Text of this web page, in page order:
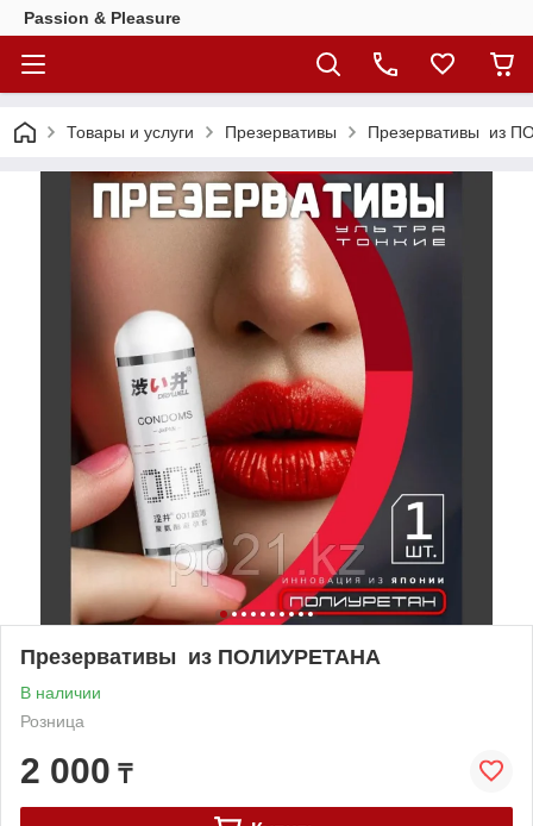
Passion & Pleasure
Товары и услуги Презервативы Презервативы из
Презервативы из ПОЛИУРЕТАНА
В наличии
Розница
2 000 ₸